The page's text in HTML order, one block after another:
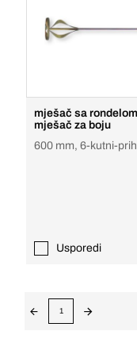
mješač sa
mješač za boju
600 mm, 6-kutni-
Usporedi
1